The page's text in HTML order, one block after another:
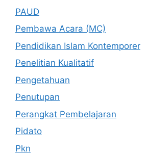
PAUD
Pembawa Acara (MC)
Pendidikan Islam Kontemporer
Penelitian Kualitatif
Pengetahuan
Penutupan
Perangkat Pembelajaran
Pidato
Pkn